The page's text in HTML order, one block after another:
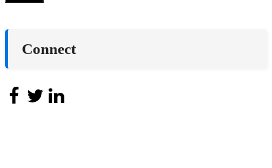
Close
Connect